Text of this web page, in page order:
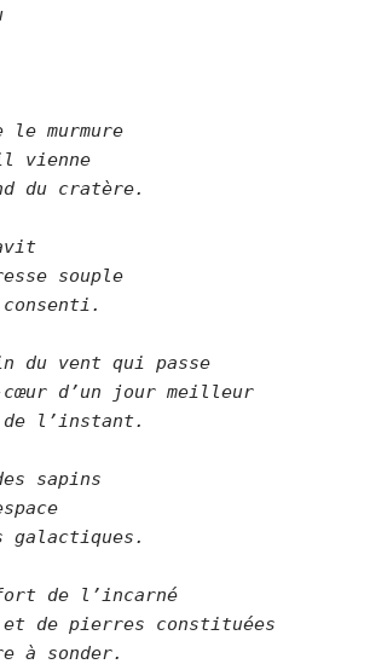
le murmure
vienne
du cratère.
souple
du vent qui passe
cœur d’un jour meilleur
de l’instant.
sapins
galactiques.
de l’incarné
de pierres constituées
à sonder.